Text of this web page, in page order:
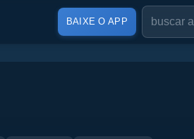
BAIXE O APP